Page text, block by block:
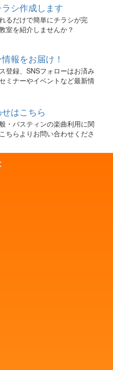
シ作成します
るだけで簡単にチラシが完
室を紹介しませんか？
報をお届け！
登録、SNSフォローはお済み
ミナーやイベントなど最新情
はこちら
・バスティンの楽曲利用に関
ちらよりお問い合わせくださ